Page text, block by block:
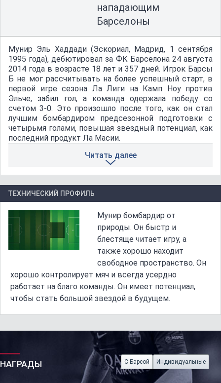
нападающим
Барселоны
Мунир Эль Хаддади (Эскориал, Мадрид, 1 сентября
1995 года), дебютировал за ФК Барселона 24 августа
2014 года в возрасте 18 лет и 357 дней. Игрок Барсы
Б не мог рассчитывать на более успешный старт, в
первой игре сезона Ла Лиги на Камп Ноу против
Эльче, забил гол, а команда одержала победу со
счетом 3-0. Это произошло после того, как он стал
лучшим бомбардиром предсезонной подготовки с
четырьмя голами, повышая звездный потенциал, как
последний продукт Ла Масии.
Читать далее
ТЕХНИЧЕСКИЙ ПРОФИЛЬ
Мунир бомбардир от
природы. Он быстр и
блестяще читает игру, а
также хорошо находит
свободное пространство. Он
хорошо контролирует мяч и всегда усердно
работает на благо команды. Он имеет потенциал,
чтобы стать большой звездой в будущем.
НАГРАДЫ С Барсой Индивидуальные